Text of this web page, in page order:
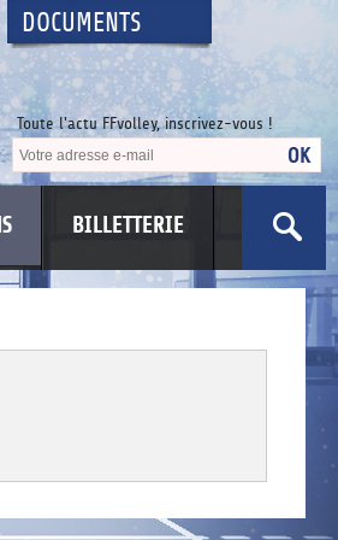
DOCUMENTS
Toute l'actu FFvolley, inscrivez-vous !
BILLETTERIE